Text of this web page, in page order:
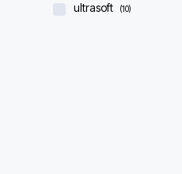
ultrasoft (10)